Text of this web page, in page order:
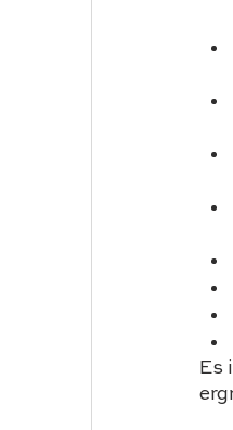
Es